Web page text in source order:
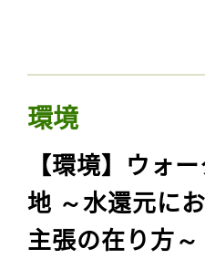
環境
【環境】ウォ
地 ～水還元に
主張の在り方～